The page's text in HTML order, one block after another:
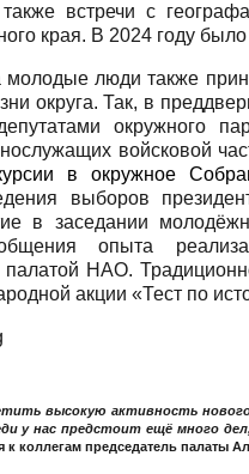
встречи с
края. В 2024 году
молодые люди также
округа. Так, в
окружного
войсковой
в окружное
выборов
в заседании
опыта
НАО.
акции «Тест по
высокую активность
у нас предстоит ещё много
к коллегам председатель палаты